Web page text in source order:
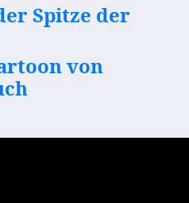
Spitze der
von